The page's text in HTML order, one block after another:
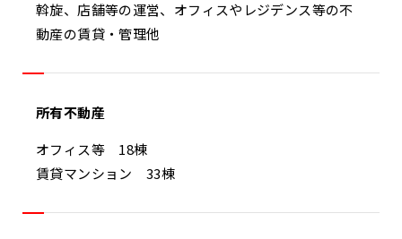
斡旋、店舗等の運営、オフィスやレジデンス等の不
動産の賃貸・管理他
所有不動産
オフィス等 18棟
賃貸マンション 33棟